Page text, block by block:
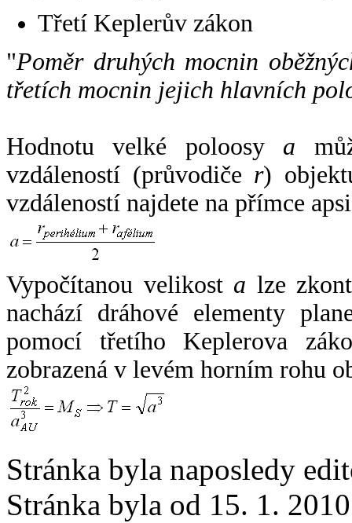
Třetí Keplerův zákon
"Poměr druhých mocnin
třetích mocnin jejich hlavních
Hodnotu velké poloosy a
vzdáleností (průvodiče r)
vzdáleností najdete na přímce
Vypočítanou velikost a lze
nachází dráhové elementy
pomocí třetího Keplerova
zobrazená v levém horním rohu
Stránka byla naposledy
Stránka byla od 15. 1.